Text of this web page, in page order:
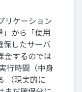
リケーション
」から「使用
保したサーバ
金するのでは
行時間（中身
（現実的に